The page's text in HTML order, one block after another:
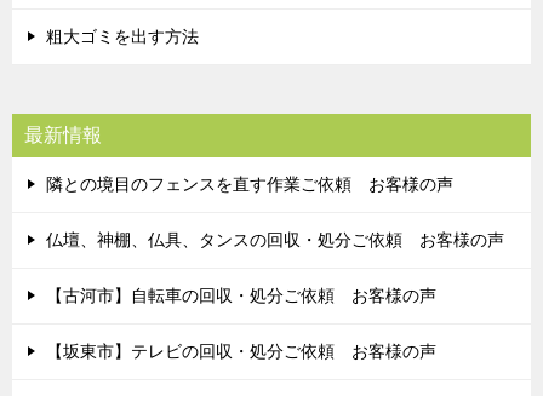
粗大ゴミを出す方法
最新情報
隣との境目のフェンスを直す作業ご依頼 お客様の声
仏壇、神棚、仏具、タンスの回収・処分ご依頼 お客様の声
【古河市】自転車の回収・処分ご依頼 お客様の声
【坂東市】テレビの回収・処分ご依頼 お客様の声